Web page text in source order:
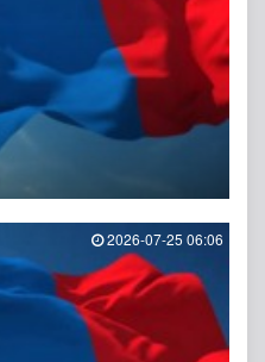
2026-07-25 06:06